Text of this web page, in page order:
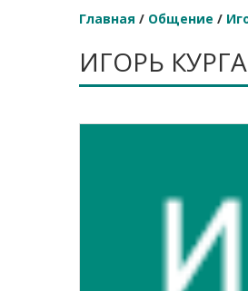
Главная / Общение /
ИГОРЬ